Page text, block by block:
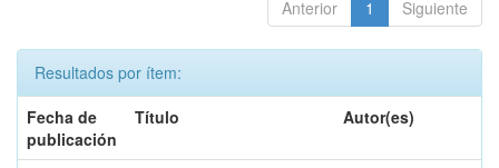
Anterior 1 Siguiente
Resultados por ítem:
Fecha de
publicación
Título Autor(es)